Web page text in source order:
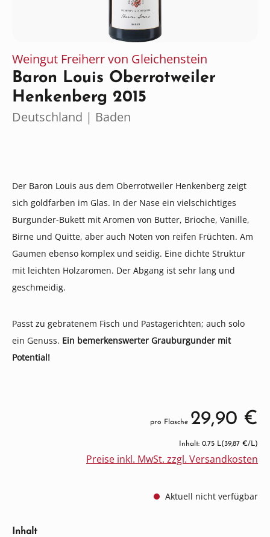
Weingut Freiherr von Gleichenstein
Baron Louis Oberrotweiler
Henkenberg 2015
Deutschland | Baden
Der Baron Louis aus dem Oberrotweiler Henkenberg zeigt
sich goldfarben im Glas. In der Nase ein vielschichtiges
Burgunder-Bukett mit Aromen von Butter, Brioche, Vanille,
Birne und Quitte, aber auch Noten von reifen Früchten. Am
Gaumen ebenso komplex und seidig. Eine dichte Struktur
mit leichten Holzaromen. Der Abgang ist sehr lang und
geschmeidig.
Passt zu gebratenem Fisch und Pastagerichten; auch solo
ein Genuss. Ein bemerkenswerter Grauburgunder mit
Potential!
pro Flasche 29,90 €
Inhalt: 0.75 L(39,87 €/L)
Preise inkl. MwSt. zzgl. Versandkosten
Aktuell nicht verfügbar
Inhaltauswählen